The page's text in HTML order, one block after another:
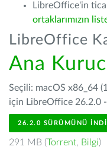
LibreOffice'in
ortaklarımızın
LibreOffice
Ana
Seçili: macOS x86_64
için LibreOffice 26.2.0 -
26.2.0 SÜRÜMÜNÜ
291 MB (Torrent, Bilgi)